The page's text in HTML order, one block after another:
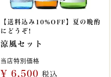
【送料込み10%OFF】夏の晩酌
にどうぞ!
涼風セット
当店特別価格
¥ 6,500 税込